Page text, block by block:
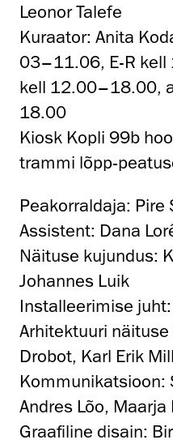
Leonor Talefe
Kuraator: Anita
03–11.06, E-R
kell 12.00–18.00,
18.00
Kiosk Kopli 99b
trammi lõpp-
Peakorraldaja: Pire
Assistent: Dana
Näituse kujundus:
Johannes Luik
Installeerimise
Arhitektuuri
Drobot, Karl Erik
Kommunikatsioon:
Andres Lõo, Maarja
Graafiline disain: